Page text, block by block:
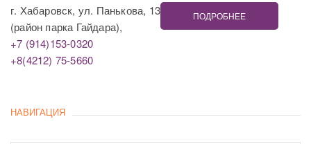
г. Хабаровск, ул. Панькова, 13
(район парка Гайдара),
+7 (914)153-0320
+8(4212) 75-5660
ПОДРОБНЕЕ
НАВИГАЦИЯ